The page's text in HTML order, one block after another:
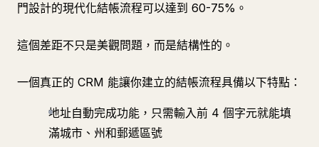
門設計的現代化結帳流程可以達到 60-75%。
這個差距不只是美觀問題，而是結構性的。
一個真正的 CRM 能讓你建立的結帳流程具備以下特點：
地址自動完成功能，只需輸入前 4 個字元就能填
滿城市、州和郵遞區號